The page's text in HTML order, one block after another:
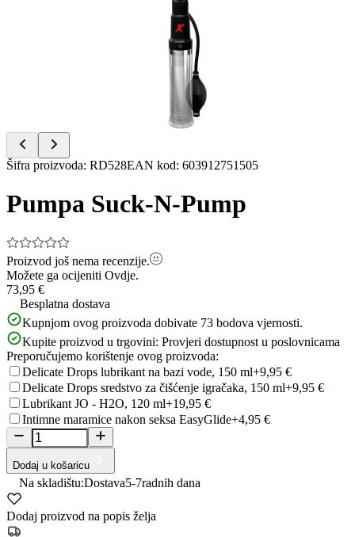
Item
of
Šifra proizvoda: RD528EAN kod: 603912751505
Pumpa Suck-N-Pump
Proizvod još nema recenzije.
Možete ga ocijeniti Ovdje.
73,95 €
Besplatna dostava
Kupnjom ovog proizvoda dobivate 73 bodova vjernosti.
Kupite proizvod u trgovini: Provjeri dostupnost u poslovnicama
Preporučujemo korištenje ovog proizvoda:
Delicate Drops lubrikant na bazi vode, 150 ml+9,95 €
Delicate Drops sredstvo za čišćenje igračaka, 150 ml+9,95 €
Lubrikant JO - H2O, 120 ml+19,95 €
Intimne maramice nakon seksa EasyGlide+4,95 €
Dodaj u košaricu
Na skladištu:Dostava5-7radnih dana
Dodaj proizvod na popis želja